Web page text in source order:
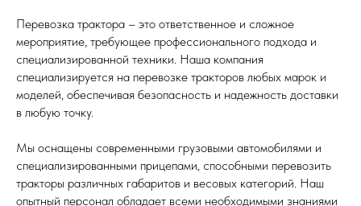
Перевозка трактора – это ответственное и сложное
мероприятие, требующее профессионального подхода и
специализированной техники. Наша компания
специализируется на перевозке тракторов любых марок и
моделей, обеспечивая безопасность и надежность доставки
в любую точку.
Мы оснащены современными грузовыми автомобилями и
специализированными прицепами, способными перевозить
тракторы различных габаритов и весовых категорий. Наш
опытный персонал обладает всеми необходимыми знаниями